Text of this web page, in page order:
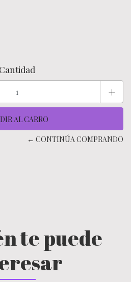
Cantidad
+
← CONTINÚA COMPRANDO
te puede